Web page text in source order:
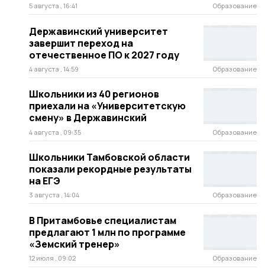
5 августа , 16:41 Образование
Державинский университет
завершит переход на
отечественное ПО к 2027 году
4 августа , 14:59 Образование
Школьники из 40 регионов
приехали на «Университетскую
смену» в Державинский
4 августа , 09:35 Образование
Школьники Тамбовской области
показали рекордные результаты
на ЕГЭ
3 августа , 14:04 Образование
В Притамбовье специалистам
предлагают 1 млн по программе
«Земский тренер»
12 июля , 09:02 Образование